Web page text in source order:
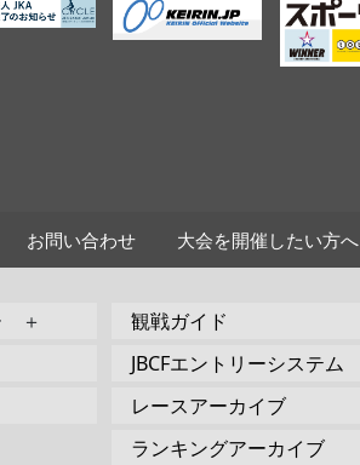
お問い合わせ 大会を開催したい方へ
＋
観戦ガイド
JBCFエントリーシステム
レースアーカイブ
ランキングアーカイブ